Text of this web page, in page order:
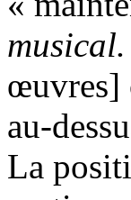
musical.
œuvres]
au-
La